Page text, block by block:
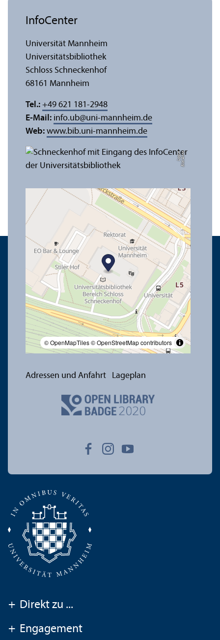
Bil
d:
A
n
n
a
L
o
g
u
e
© OpenMapTiles© OpenStreetMap contributors
InfoCenter
Universität Mannheim
Universitäts­bibliothek
Schloss Schneckenhof
68161 Mannheim
Tel.: +49 621 181-2948
E-Mail: info.ub@uni-mannheim.de
Web: www.bib.uni-mannheim.de
Adressen und Anfahrt Lageplan
+ Direkt zu ...
+ Engagement